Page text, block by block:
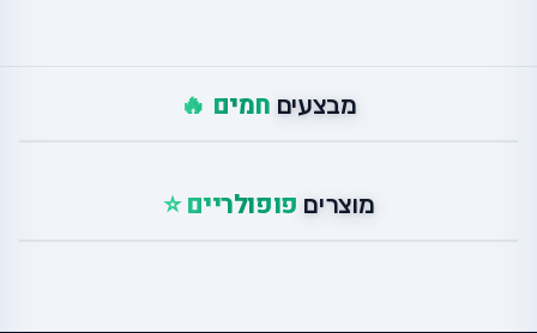
מבצעים חמים 🔥
מוצרים פופולריים ⭐